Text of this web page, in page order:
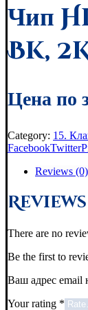
Чип
Bk,
Цена по
Category: 15.
FacebookTwitter
Reviews (0)
Reviews
There are no
Be the first to
Ваш адрес email
Your rating *